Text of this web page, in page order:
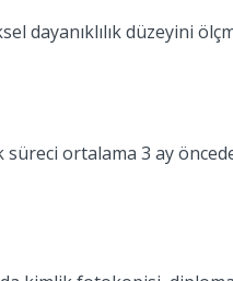
düzeyini
süreci ortalama 3 ay